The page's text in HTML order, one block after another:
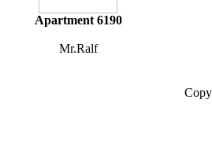
Apartment 6190
Mr.Ralf